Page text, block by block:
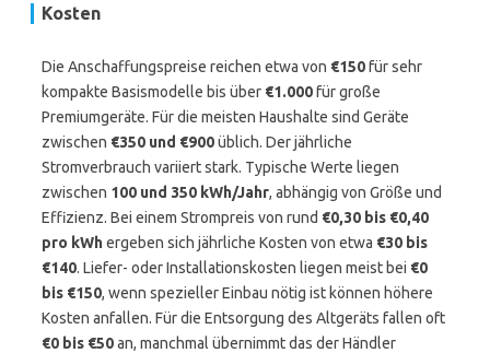
Kosten
Die Anschaffungspreise reichen etwa von €150für sehr
kompakte Basismodelle bis über €1.000für große
Premiumgeräte. Für die meisten Haushalte sind Geräte
zwischen €350 und €900üblich. Der jährliche
Stromverbrauch variiert stark. Typische Werte liegen
zwischen 100 und 350 kWh/Jahr, abhängig von Größe und
Effizienz. Bei einem Strompreis von rund €0,30 bis €0,40
pro kWhergeben sich jährliche Kosten von etwa €30 bis
€140. Liefer- oder Installationskosten liegen meist bei €0
bis €150, wenn spezieller Einbau nötig ist können höhere
Kosten anfallen. Für die Entsorgung des Altgeräts fallen oft
€0 bis €50an, manchmal übernimmt das der Händler